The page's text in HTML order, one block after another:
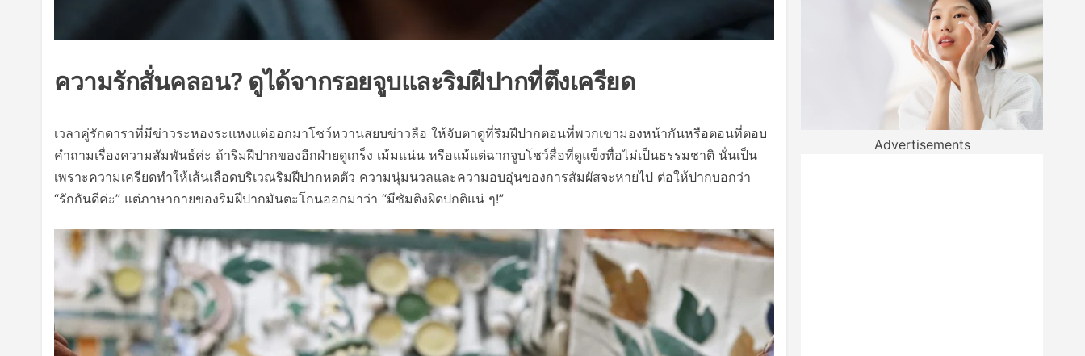
ความรักสั่นคลอน? ดูได้จากรอยจูบและริมฝีปากที่ตึงเครียด
เวลาคู่รักดาราที่มีข่าวระหองระแหงแต่ออกมาโชว์หวานสยบข่าวลือ ให้จับตาดูที่ริมฝีปากตอนที่พวกเขามองหน้ากันหรือตอนที่ตอบ
คำถามเรื่องความสัมพันธ์ค่ะ ถ้าริมฝีปากของอีกฝ่ายดูเกร็ง เม้มแน่น หรือแม้แต่ฉากจูบโชว์สื่อที่ดูแข็งทื่อไม่เป็นธรรมชาติ นั่นเป็น
เพราะความเครียดทำให้เส้นเลือดบริเวณริมฝีปากหดตัว ความนุ่มนวลและความอบอุ่นของการสัมผัสจะหายไป ต่อให้ปากบอกว่า
“รักกันดีค่ะ” แต่ภาษากายของริมฝีปากมันตะโกนออกมาว่า “มีซัมติงผิดปกติแน่ ๆ!”
Advertisements